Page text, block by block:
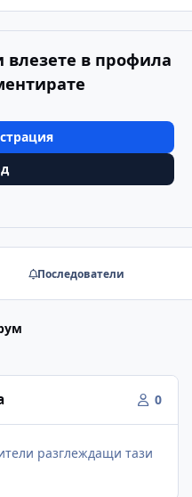
влезете в профила
Последователи
0
разглеждащи тази